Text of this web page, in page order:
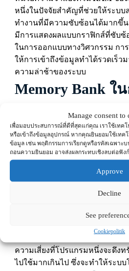
Manage consent to
เพื่อมอบประสบการณ์ที่ดีที่สุดแก่คุณ เราใช้เทคโ
หรือเข้าถึงข้อมูลอุปกรณ์ หากคุณยินยอมใช้เทคโ
ข้อมูล เช่น พฤติกรรมการเรียกดูหรือรหัสเฉพา
ถอนความยินยอม อาจส่งผลกระทบเชิงลบต่อฟั
Approve
Decline
See
Cookiepolitik
หนึ่งในปัจจัยสำคัญที่ช่วยให้ระบบ
ทำงานที่มีความซับซ้อนได้มากขึ้น
มีการแสดงผลแบบกราฟิกส์ที่ซับ
ในการออกแบบทางวิศวกรรม กา
ให้การเข้าถึงข้อมูลทำได้รวดเร็ว
ความล่าช้าของระบบ
Memory Bank ใ
หน่วยความจำ
Memory Bankยังมีบทบาทสำคัญ
ความจำในระบบปฏิบัติการ ซึ่งหม
เข้าถึงของแต่ละโปรแกรมให้เกิด
หลายๆ งาน เช่น ในเซิร์ฟเวอร์ที่ใ
มาก ระบบหน่วยความจำแบงค์จะ
ข้อมูลและทำให้ระบบทำงานได้อย่
ความเสี่ยงที่โปรแกรมหนึ่งจะดึง
ไปใช้มากเกินไป ซึ่งจะทำให้ระบ